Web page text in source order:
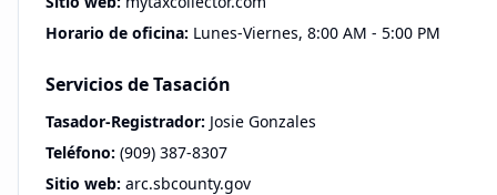
Horario de oficina: Lunes-Viernes, 8:00 AM - 5:00 PM
Servicios de Tasación
Tasador-Registrador: Josie Gonzales
Teléfono: (909) 387-8307
Sitio web: arc.sbcounty.gov